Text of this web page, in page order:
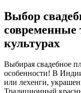
Выбор
современные
культурах
Выбирая свадебное
особенности! В
или лехенги,